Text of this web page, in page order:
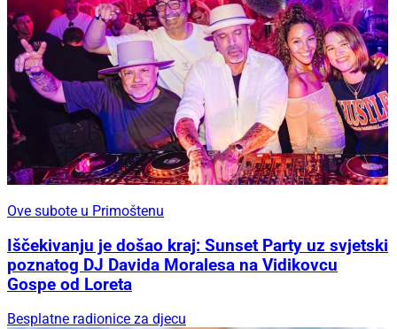
Ove subote u Primoštenu
Iščekivanju je došao kraj: Sunset Party uz svjetski
poznatog DJ Davida Moralesa na Vidikovcu
Gospe od Loreta
Besplatne radionice za djecu